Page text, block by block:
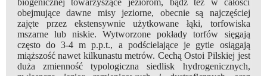
biogenicznej towarzyszące jeziorom, bądź też w całości
obejmujące dawne misy jeziorne, obecnie są najczęściej
zajęte przez ekstensywnie użytkowane łąki, torfowiska
mszarne lub niskie. Wytworzone pokłady torfów sięgają
często do 3-4 m p.p.t., a podścielające je gytie osiągają
miąższość nawet kilkunastu metrów. Cechą Ostoi Pilskiej jest
duża zmienność typologiczna siedlisk hydrogenicznych,